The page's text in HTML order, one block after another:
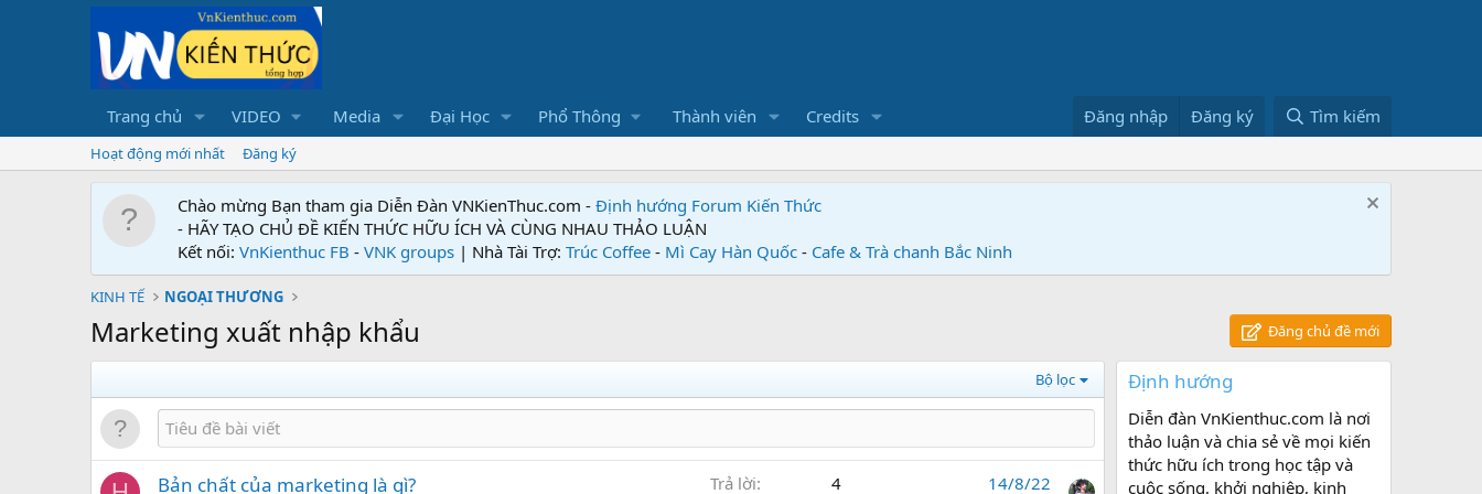
Trang chủ VIDEO Media Đại Học Phổ Thông Thành viên Credits Đăng nhập Đăng ký Tìm kiếm
Hoạt động mới nhất Đăng ký
Chào mừng Bạn tham gia Diễn Đàn VNKienThuc.com - Định hướng Forum Kiến Thức
- HÃY TẠO CHỦ ĐỀ KIẾN THỨC HỮU ÍCH VÀ CÙNG NHAU THẢO LUẬN
Kết nối: VnKienthuc FB - VNK groups | Nhà Tài Trợ: Trúc Coffee - Mì Cay Hàn Quốc - Cafe & Trà chanh Bắc Ninh
KINH TẾ NGOẠI THƯƠNG
Marketing xuất nhập khẩu Đăng chủ đề mới
Bộ lọc
Bản chất của marketing là gì? Trả lời 4 14/8/22
Định hướng
Diễn đàn VnKienthuc.com là nơi
thảo luận và chia sẻ về mọi kiến
thức hữu ích trong học tập và
cuộc sống, khởi nghiệp, kinh